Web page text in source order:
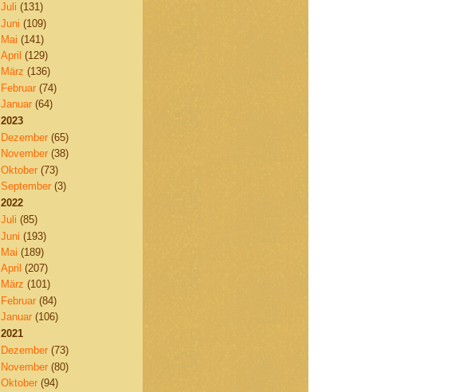
Juli (131)
Juni (109)
Mai (141)
April (129)
März (136)
Februar(74)
Januar(64)
2023
Dezember(65)
November(38)
Oktober(73)
September(3)
2022
Juli (85)
Juni (193)
Mai (189)
April (207)
März (101)
Februar(84)
Januar(106)
2021
Dezember(73)
November(80)
Oktober(94)